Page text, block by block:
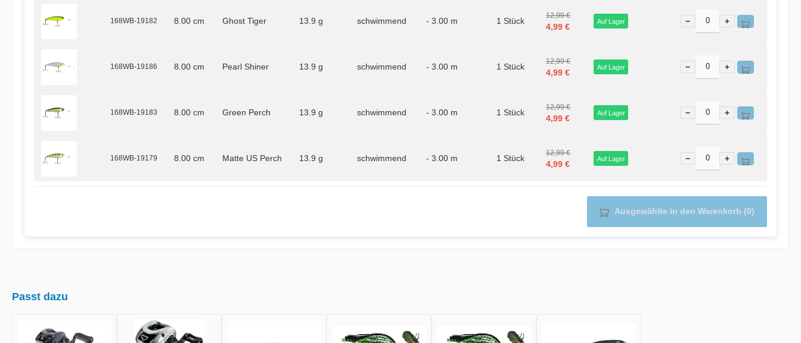
168WB-19182 8.00 cm Ghost Tiger 13.9 g schwimmend - 3.00 m 1 Stück
12,99 €
4,99 €
Auf Lager − +
168WB-19186 8.00 cm Pearl Shiner 13.9 g schwimmend - 3.00 m 1 Stück
12,99 €
4,99 €
Auf Lager − +
168WB-19183 8.00 cm Green Perch 13.9 g schwimmend - 3.00 m 1 Stück
12,99 €
4,99 €
Auf Lager − +
168WB-19179 8.00 cm Matte US Perch 13.9 g schwimmend - 3.00 m 1 Stück
12,99 €
4,99 €
Auf Lager − +
Ausgewählte in den Warenkorb (0)
Passt dazu